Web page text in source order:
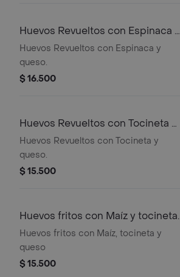
Huevos Revueltos con Espinaca y
queso.
Huevos Revueltos con Espinaca y
queso.
$ 16.500
Huevos Revueltos con Tocineta y
queso.
Huevos Revueltos con Tocineta y
queso.
$ 15.500
Huevos fritos con Maíz y tocineta.
Huevos fritos con Maíz, tocineta y
queso
$ 15.500